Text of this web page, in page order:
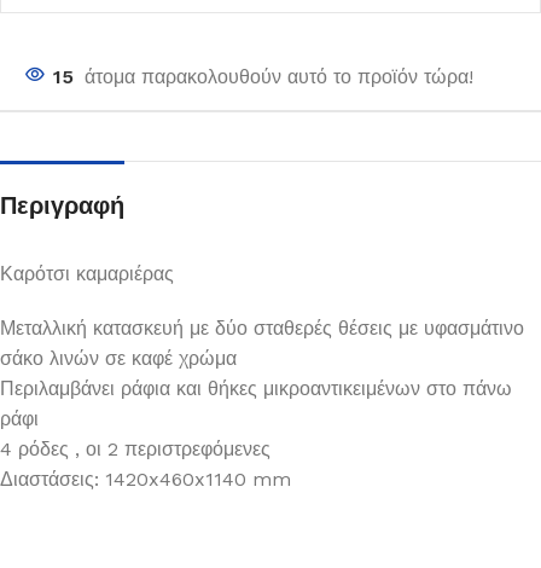
15 άτομα παρακολουθούν αυτό το προϊόν τώρα!
Περιγραφή
Καρότσι καμαριέρας
Μεταλλική κατασκευή με δύο σταθερές θέσεις με υφασμάτινο
σάκο λινών σε καφέ χρώμα
Περιλαμβάνει ράφια και θήκες μικροαντικειμένων στο πάνω
ράφι
4 ρόδες , οι 2 περιστρεφόμενες
Διαστάσεις: 1420x460x1140 mm